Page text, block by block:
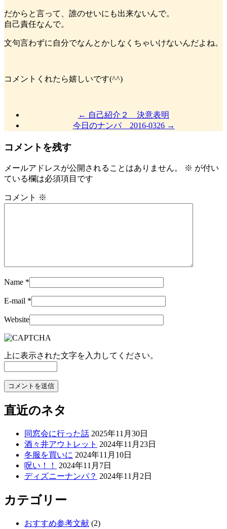
だからと言って、誰のせいにも出来ないんで。
自己責任なんで。
文句言わずに自分でなんとかしなくちゃいけないんだよね。
コメントくれたら嬉しいです(^^)
← 自己紹介２ 決意表明
今日のナンパ 2016-0326 →
コメントを残す
メールアドレスが公開されることはありません。 ※ が付い
ている欄は必須項目です
コメント ※
Name *
E-mail *
Website
上に表示された文字を入力してください。
直近のネタ
同窓会に行った話 2025年11月30日
酒々井アウトレット 2024年11月23日
冬服を買いに 2024年11月10日
呪い！！
2024年11月7日
ディズニーナンパ？ 2024年11月2日
カテゴリー
おすすめ参考文献 (2)